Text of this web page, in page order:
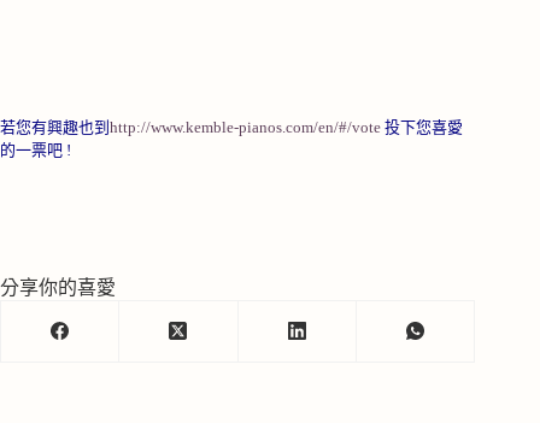
若您有興趣也到http://www.kemble-pianos.com/en/#/vote 投下您喜愛
的一票吧 !
分享你的喜愛